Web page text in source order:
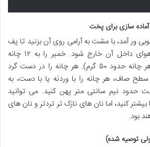
سازی برای پخت
ور آمد، با مشت به آرامی روی آن بزنید تا پف
خمیر کمی بخوابد و هوای داخل آن خارج شود. خمیر را به ۱۲ چانه
مساوی تقسیم کنید (هر چانه حدود ۵۰ گرم). هر چانه را در دست گرد
صاف، هر چانه را با وردنه یا با دست، به
حدود نیم سانتی متر پهن کنید. می توانید
کنید، اما نان های نازک تر تردتر و نان های
بود.
توصیه شده)